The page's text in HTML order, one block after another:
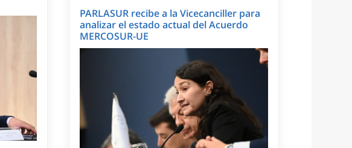
PARLASUR recibe a la Vicecanciller para
analizar el estado actual del Acuerdo
MERCOSUR-UE